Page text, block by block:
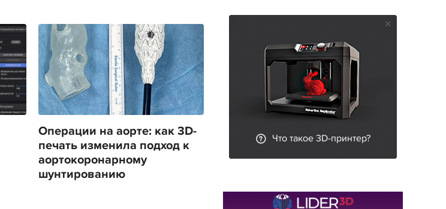
Операции на аорте: как 3D-
печать изменила подход к
аортокоронарному
шунтированию
Что такое 3D-принтер?